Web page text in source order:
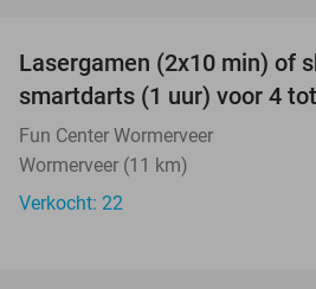
NEW
TODAY
Lasergamen (2x10 min) of
smartdarts (1 uur) voor 4
Fun Center Wormerveer
Wormerveer (11 km)
Verkocht: 22